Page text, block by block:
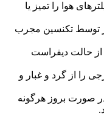
هوا را تمیز یا
توسط تکنسین مجرب
حالت دیفراست
را از گرد و غبار و
صورت بروز هرگونه